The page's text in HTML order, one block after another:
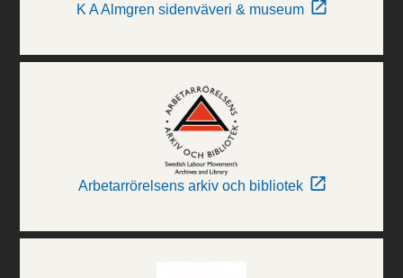
K A Almgren sidenväveri & museum
Arbetarrörelsens arkiv och bibliotek